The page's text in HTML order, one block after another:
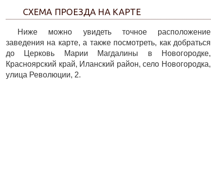
СХЕМА ПРОЕЗДА НА КАРТЕ
Ниже можно увидеть точное расположение
заведения на карте, а также посмотреть, как добраться
до Церковь Марии Магдалины в Новогородке,
Красноярский край, Иланский район, село Новогородка,
улица Революции, 2.